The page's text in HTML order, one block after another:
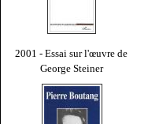
2001 - Essai sur l'œuvre de
George Steiner